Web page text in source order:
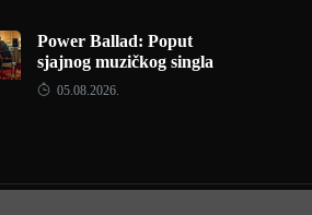
Power Ballad: Poput
sjajnog muzičkog singla
05.08.2026.